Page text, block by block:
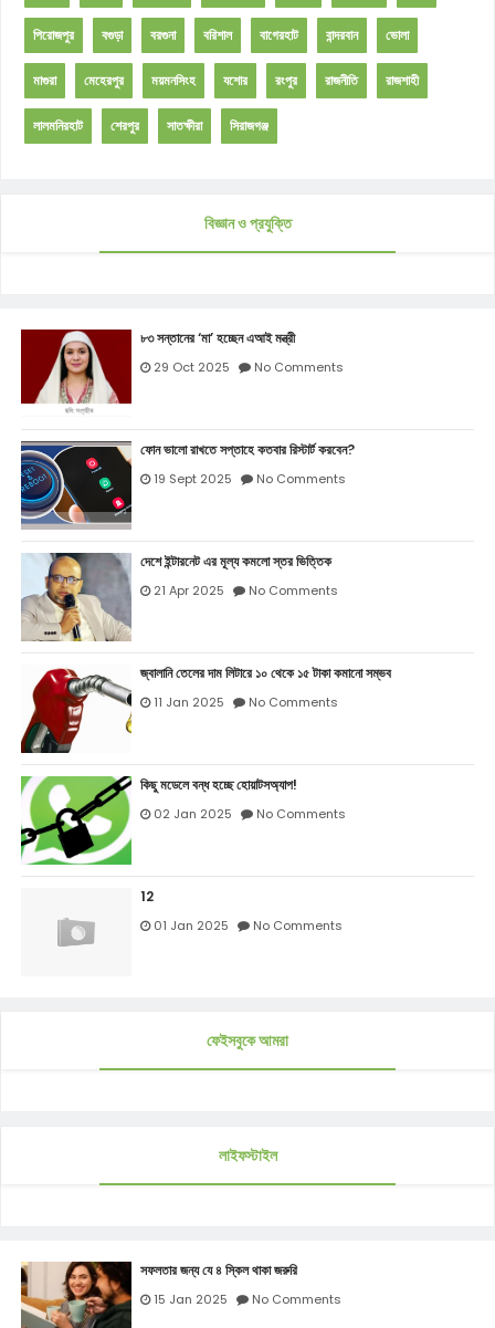
পিরোজপুর বগুড়া বরগুনা বরিশাল বাগেরহাট বান্দরবান ভোলা
মাগুরা মেহেরপুর ময়মনসিংহ যশোর রংপুর রাজনীতি রাজশাহী
লালমনিরহাট শেরপুর সাতক্ষীরা সিরাজগঞ্জ
বিজ্ঞান ও প্রযুক্তি
৮৩ সন্তানের ‘মা’ হচ্ছেন এআই মন্ত্রী
29 Oct 2025 No Comments
ফোন ভালো রাখতে সপ্তাহে কতবার রিস্টার্ট করবেন?
19 Sept 2025 No Comments
দেশে ইন্টারনেট এর মূল্য কমলো স্তর ভিত্তিক
21 Apr 2025 No Comments
জ্বালানি তেলের দাম লিটারে ১০ থেকে ১৫ টাকা কমানো সম্ভব
11 Jan 2025 No Comments
কিছু মডেলে বন্ধ হচ্ছে হোয়াটসঅ্যাপ!
02 Jan 2025 No Comments
12
01 Jan 2025 No Comments
ফেইসবুকে আমরা
লাইফস্টাইল
সফলতার জন্য যে ৪ স্কিল থাকা জরুরি
15 Jan 2025 No Comments